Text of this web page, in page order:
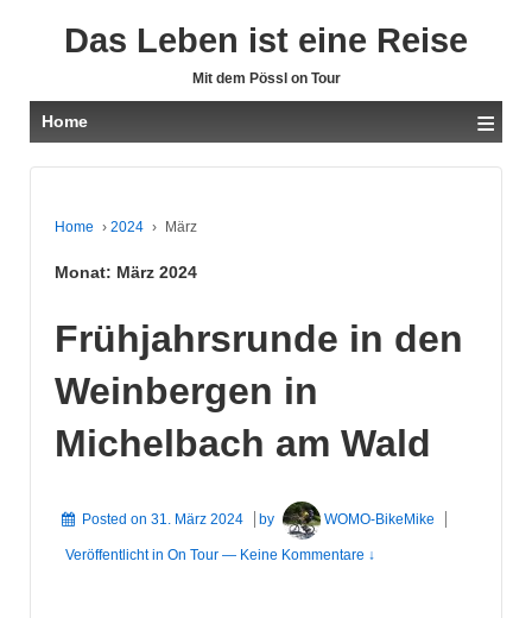
Das Leben ist eine Reise
Mit dem Pössl on Tour
Home ≡
Home › 2024 › März
Monat: März 2024
Frühjahrsrunde in den
Weinbergen in
Michelbach am Wald
Posted on 31. März 2024 by WOMO-BikeMike
Veröffentlicht in On Tour — Keine Kommentare ↓